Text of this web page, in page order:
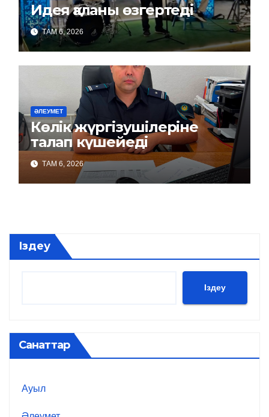
Идея қаланы өзгертеді
ТАМ 6, 2026
ӘЛЕУМЕТ
Көлік жүргізушілеріне
талап күшейеді
ТАМ 6, 2026
Іздеу
Іздеу
Санаттар
Ауыл